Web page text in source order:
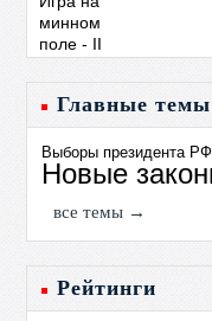
Главные темы
Выборы президента РФ
Новые
все темы →
Рейтинги